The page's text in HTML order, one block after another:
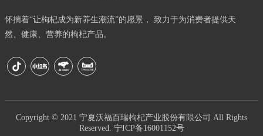
怀揣着“让枸杞成为新养生潮流”的愿景， 致力于为消费者提供天
然、健康、营养的枸杞产品。
Copyright © 2021 宁夏沃福百瑞枸杞产业股份有限公司 All Rights
Reserved. 宁ICP备16001152号